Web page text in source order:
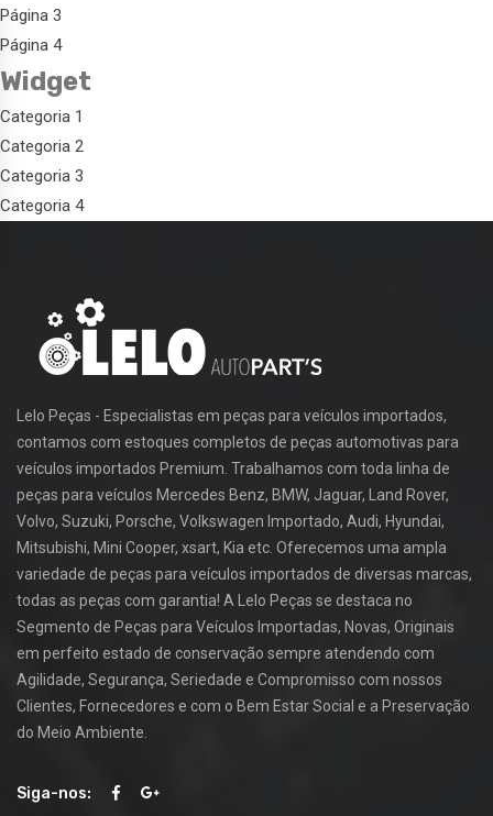
Página 3
Página 4
Widget
Categoria 1
Categoria 2
Categoria 3
Categoria 4
Lelo Peças - Especialistas em peças para veículos importados,
contamos com estoques completos de peças automotivas para
veículos importados Premium. Trabalhamos com toda linha de
peças para veículos Mercedes Benz, BMW, Jaguar, Land Rover,
Volvo, Suzuki, Porsche, Volkswagen Importado, Audi, Hyundai,
Mitsubishi, Mini Cooper, xsart, Kia etc. Oferecemos uma ampla
variedade de peças para veículos importados de diversas marcas,
todas as peças com garantia! A Lelo Peças se destaca no
Segmento de Peças para Veículos Importadas, Novas, Originais
em perfeito estado de conservação sempre atendendo com
Agilidade, Segurança, Seriedade e Compromisso com nossos
Clientes, Fornecedores e com o Bem Estar Social e a Preservação
do Meio Ambiente.
Siga-nos: